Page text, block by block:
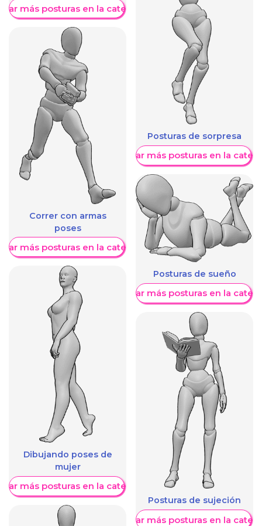
más posturas en la categoría
Correr con armas
poses
más posturas en la categoría
Dibujando poses de
mujer
más posturas en la categoría
Posturas de sorpresa
Mostrar más posturas en la
Posturas de sueño
Mostrar más posturas en la
Posturas de sujeción
Mostrar más posturas en la